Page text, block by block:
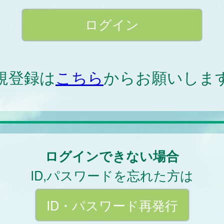
登録はこちらからお願いしま
ログインできない場合
ID,パスワードを忘れた方は
ID・パスワード再発行